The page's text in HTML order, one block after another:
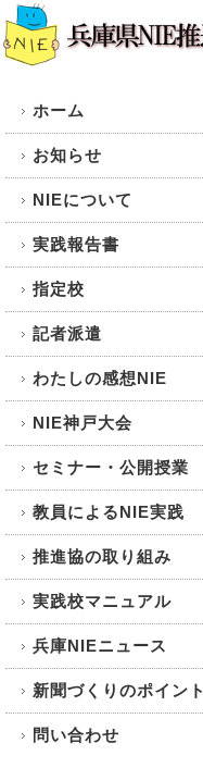
ホーム
お知らせ
NIEについて
実践報告書
指定校
記者派遣
わたしの感想NIE
NIE神戸大会
セミナー・公開授業
教員によるNIE実践
推進協の取り組み
実践校マニュアル
兵庫NIEニュース
新聞づくりのポイント
問い合わせ